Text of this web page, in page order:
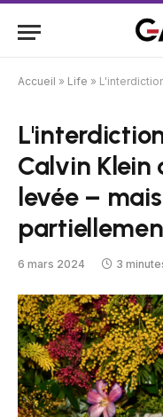
Accueil » Life » L'interdiction de la
Calvin Klein
levée –
6 mars 2024 3